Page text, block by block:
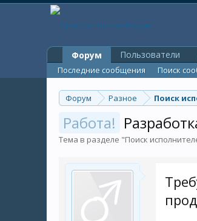
Форум Разное Поиск
Работа!
Тема в разделе "Поиск
Форум
Последние сообщения Поиск
Пользователи